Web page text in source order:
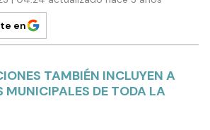
en
TAMBIÉN INCLUYEN A
MUNICIPALES DE TODA LA